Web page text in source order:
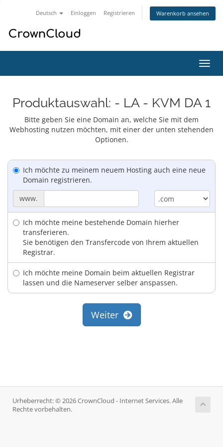
Deutsch Einloggen Registrieren Warenkorb ansehen
ein-/
Produktauswahl: - LA - KVM DA 1
Bitte geben Sie eine Domain an, welche Sie mit dem
Webhosting nutzen möchten, mit einer der unten stehenden
Optionen.
Ich möchte zu meinem neuem Hosting auch eine neue
Domain registrieren.
www.
Ich möchte meine bestehende Domain hierher
transferieren.
Sie benötigen den Transfercode von Ihrem aktuellen
Registrar.
Ich möchte meine Domain beim aktuellen Registrar
lassen und die Nameserver selber anspassen.
Weiter
Urheberrecht: © 2026 CrownCloud - Internet Services. Alle
Rechte vorbehalten.